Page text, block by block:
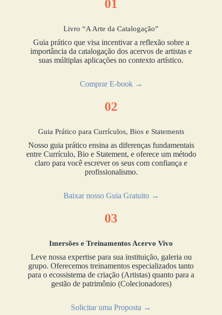
01
Livro “A Arte da Catalogação”
Guia prático que visa incentivar a reflexão sobre a
importância da catalogação dos acervos de artistas e
suas múltiplas aplicações no contexto artístico.
Comprar E-book →
02
Guia Prático para Currículos, Bios e Statements
Nosso guia prático ensina as diferenças fundamentais
entre Currículo, Bio e Statement, e oferece um método
claro para você escrever os seus com confiança e
profissionalismo.
Baixar nosso Guia Gratuito →
03
Imersões e Treinamentos Acervo Vivo
Leve nossa expertise para sua instituição, galeria ou
grupo. Oferecemos treinamentos especializados tanto
para o ecossistema de criação (Artistas) quanto para a
gestão de patrimônio (Colecionadores)
Solicitar uma Proposta →